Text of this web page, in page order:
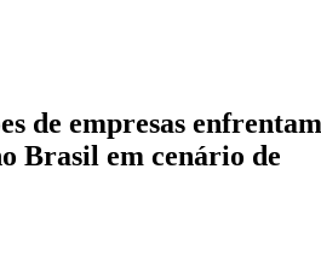
de empresas enfrentam
Brasil em cenário de